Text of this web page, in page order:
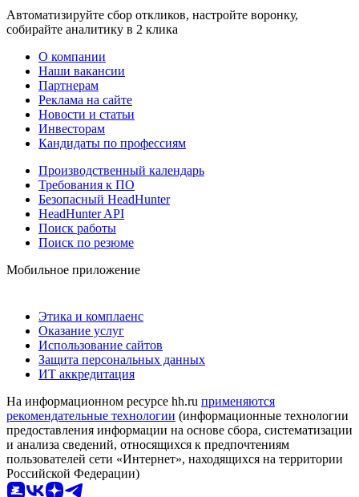
Автоматизируйте сбор откликов, настройте воронку,
собирайте аналитику в 2 клика
О компании
Наши вакансии
Партнерам
Реклама на сайте
Новости и статьи
Инвесторам
Кандидаты по профессиям
Производственный календарь
Требования к ПО
Безопасный HeadHunter
HeadHunter API
Поиск работы
Поиск по резюме
Мобильное приложение
Этика и комплаенс
Оказание услуг
Использование сайтов
Защита персональных данных
ИТ аккредитация
На информационном ресурсе hh.ru применяются
рекомендательные технологии (информационные технологии
предоставления информации на основе сбора, систематизации
и анализа сведений, относящихся к предпочтениям
пользователей сети «Интернет», находящихся на территории
Российской Федерации)